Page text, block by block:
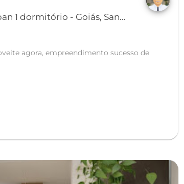
1 dormitório - Goiás, San...